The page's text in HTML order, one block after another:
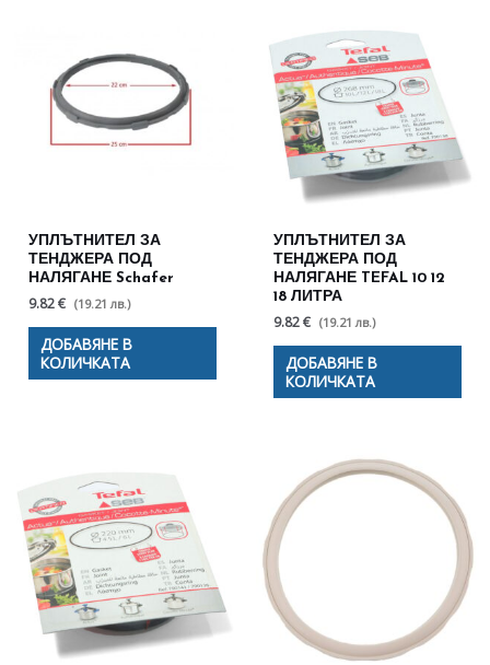
УПЛЪТНИТЕЛ ЗА
ТЕНДЖЕРА ПОД
НАЛЯГАНЕ Schafer
9.82 € (19.21 лв.)
ДОБАВЯНЕ В
КОЛИЧКАТА
УПЛЪТНИТЕЛ ЗА
ТЕНДЖЕРА ПОД
НАЛЯГАНЕ TEFAL 10 12
18 ЛИТРА
9.82 € (19.21 лв.)
ДОБАВЯНЕ В
КОЛИЧКАТА